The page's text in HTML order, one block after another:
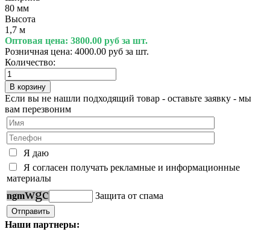
80 мм
Высота
1,7 м
Оптовая цена: 3800.00 руб за шт.
Розничная цена: 4000.00 руб за шт.
Количество:
Если вы не нашли подходящий товар - оставьте заявку - мы
вам перезвоним
Я даю
Я согласен получать рекламные и информационные
материалы
ngmwgc Защита от спама
Наши партнеры: